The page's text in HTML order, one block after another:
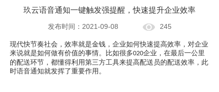
玖云语音通知一键触发强提醒，快速提升企业效率
发布时间：2021-09-08 245
现代快节奏社会，效率就是金钱，企业如何快速提高效率，对企业
来说就是如何做有价值的事情。比如很多020企业，在最后一公里
的配送环节，都懂得利用第三方工具来提高配送员的配送效率，此
时语音通知就发挥了重要作用。